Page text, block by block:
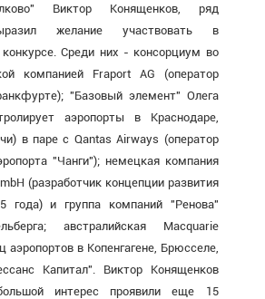
Виктор Конященков, ряд
желание участвовать в
конкурсе. Среди них - консорциум во
компанией Fraport AG (оператор
"Базовый элемент" Олега
аэропорты в Краснодаре,
в паре с Qantas Airways (оператор
"Чанги"); немецкая компания
(разработчик концепции развития
года) и группа компаний "Ренова"
австралийская Macquarie
аэропортов в Копенгагене, Брюсселе,
Капитал". Виктор Конященков
интерес проявили еще 15